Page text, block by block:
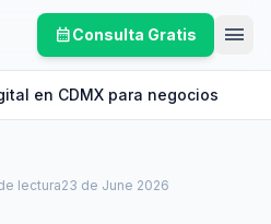
calendar_monthConsulta Gratis menu
en CDMX para negocios
lectura23 de June 2026